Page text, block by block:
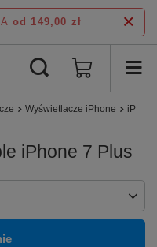
od 149,00 zł
Wyświetlacze iPhone
iPhone 7 Plus